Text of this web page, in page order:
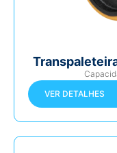
VER DETALHES